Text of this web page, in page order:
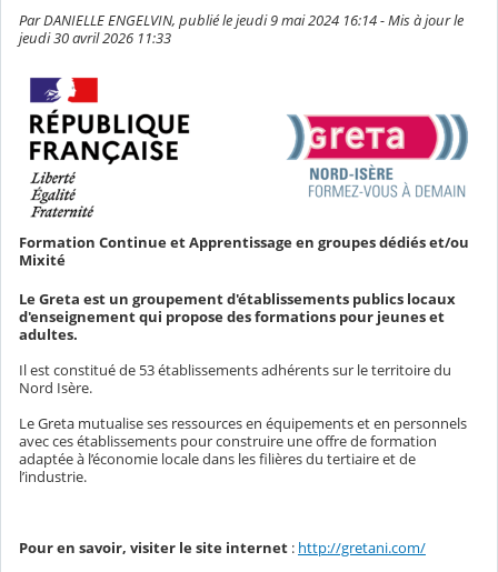
Par DANIELLE ENGELVIN, publié le jeudi 9 mai 2024 16:14 - Mis à jour le
jeudi 30 avril 2026 11:33
Formation Continue et Apprentissage en groupes dédiés et/ou
Mixité
Le Greta est un groupement d'établissements publics locaux
d'enseignement qui propose des formations pour jeunes et
adultes.
Il est constitué de 53 établissements adhérents sur le territoire du
Nord Isère.
Le Greta mutualise ses ressources en équipements et en personnels
avec ces établissements pour construire une offre de formation
adaptée à l’économie locale dans les filières du tertiaire et de
l’industrie.
Pour en savoir, visiter le site internet : http://gretani.com/